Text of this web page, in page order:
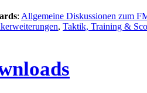
: Allgemeine Diskussionen zum
, Taktik, Training &